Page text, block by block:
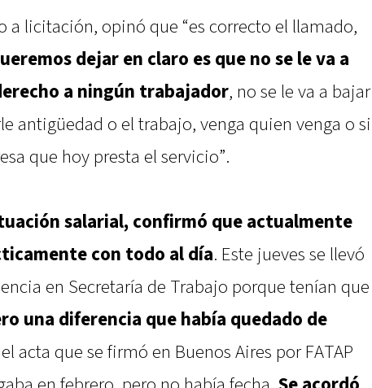
a licitación, opinó que “es correcto el llamado,
dejar en claro es que no se le va a
a ningún trabajador, no se le va a bajar
antigüedad o el trabajo, venga quien venga o si
que hoy presta el servicio”.
salarial, confirmó que actualmente
con todo al día. Este jueves se llevó
en Secretaría de Trabajo porque tenían que
una diferencia que había quedado de
acta que se firmó en Buenos Aires por FATAP